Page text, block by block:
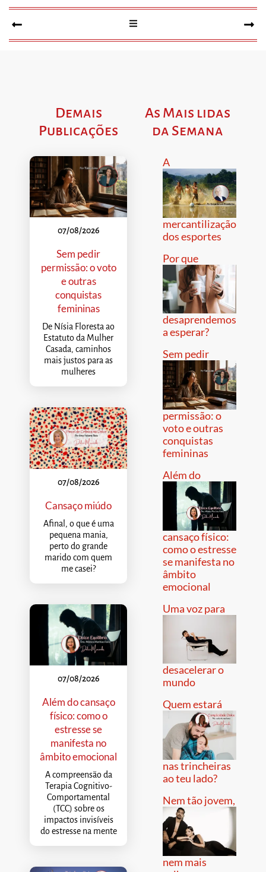
Demais
Publicações
07/08/2026
Sem pedir
permissão: o voto
e outras
conquistas
femininas
De Nísia Floresta ao
Estatuto da Mulher
Casada, caminhos
mais justos para as
mulheres
07/08/2026
Cansaço miúdo
Afinal, o que é uma
pequena mania,
perto do grande
marido com quem
me casei?
07/08/2026
Além do cansaço
físico: como o
estresse se
manifesta no
âmbito emocional
A compreensão da
Terapia Cognitivo-
Comportamental
(TCC) sobre os
impactos invisíveis
do estresse na mente
As Mais lidas
da Semana
A
mercantilização
dos esportes
Por que
desaprendemos
a esperar?
Sem pedir
permissão: o
voto e outras
conquistas
femininas
Além do
cansaço físico:
como o estresse
se manifesta no
âmbito
emocional
Uma voz para
desacelerar o
mundo
Quem estará
nas trincheiras
ao teu lado?
Nem tão jovem,
nem mais